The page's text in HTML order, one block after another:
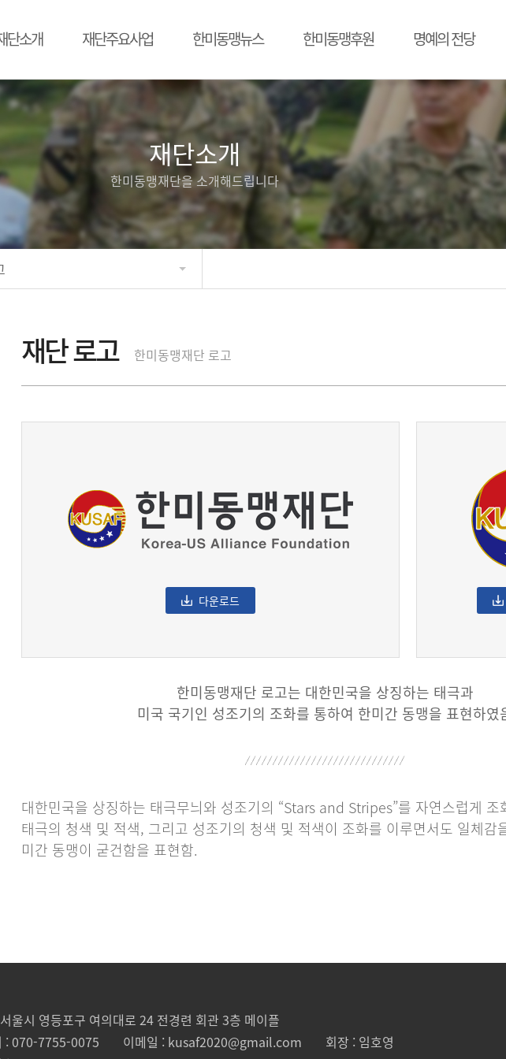
단소개 재단주요사업 한미동맹뉴스 한미동맹후원 명예의 전당
재단소개
한미동맹재단을 소개해드립니다
재단 로고 한미동맹재단 로고
다운로드
한미동맹재단 로고는 대한민국을 상징하는 태극과
미국 국기인 성조기의 조화를 통하여 한미간 동맹을 표현하였
대한민국을 상징하는 태극무늬와 성조기의 “Stars and Stripes”를 자연스럽게 조
태극의 청색 및 적색, 그리고 성조기의 청색 및 적색이 조화를 이루면서도 일체감
미간 동맹이 굳건함을 표현함.
울시 영등포구 여의대로 24 전경련 회관 3층 메이플
: 070-7755-0075
이메일 : kusaf2020@gmail.com
회장 : 임호영